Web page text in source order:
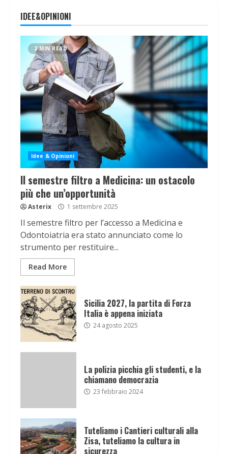
IDEE&OPINIONI
2 MIN READ
Idee & Opinioni
Il semestre filtro a Medicina: un ostacolo
più che un’opportunità
Asterix 1 settembre 2025
Il semestre filtro per l’accesso a Medicina e
Odontoiatria era stato annunciato come lo
strumento per restituire...
Read More
Sicilia 2027, la partita di Forza
Italia è appena iniziata
24 agosto 2025
La polizia picchia gli studenti, e la
chiamano democrazia
23 febbraio 2024
Tuteliamo i Cantieri culturali alla
Zisa, tuteliamo la cultura in
sicurezza